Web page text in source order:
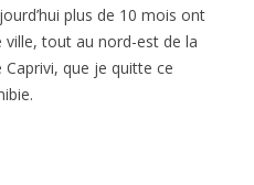
plus de 10 mois ont
ville, tout au nord-est de la
que je quitte ce